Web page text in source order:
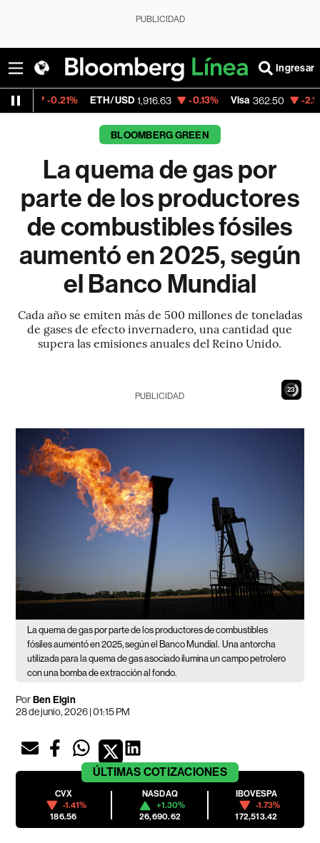
PUBLICIDAD
Ingresar
ETH/USD 1,916.63 -0.13% Visa 362.50 -2.15%
BLOOMBERG GREEN
La quema de gas por
parte de los productores
de combustibles fósiles
aumentó en 2025, según
el Banco Mundial
Cada año se emiten más de 500 millones de toneladas
de gases de efecto invernadero, una cantidad que
supera las emisiones anuales del Reino Unido.
21
PUBLICIDAD
La quema de gas por parte de los productores de combustibles
fósiles aumentó en 2025, según el Banco Mundial. Una antorcha
utilizada para la quema de gas asociado ilumina un campo petrolero
con una bomba de extracción al fondo.
PorBen Elgin
28 de junio, 2026 | 01:15 PM
ÚLTIMAS COTIZACIONES
CVX
-1.41%
186.56
NASDAQ
+1.30%
26,690.62
IBOVESPA
-1.73%
172,513.42